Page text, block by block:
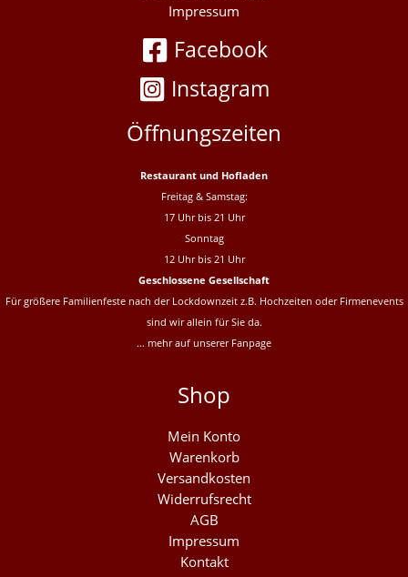
Impressum
Facebook
Instagram
Öffnungszeiten
Restaurant und Hofladen
Freitag & Samstag:
17 Uhr bis 21 Uhr
Sonntag
12 Uhr bis 21 Uhr
Geschlossene Gesellschaft
Für größere Familienfeste nach der Lockdownzeit z.B. Hochzeiten oder Firmenevents
sind wir allein für Sie da.
… mehr auf unserer Fanpage
Shop
Mein Konto
Warenkorb
Versandkosten
Widerrufsrecht
AGB
Impressum
Kontakt